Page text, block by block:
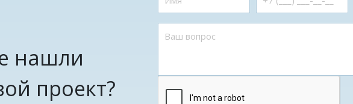
нашли
проект?